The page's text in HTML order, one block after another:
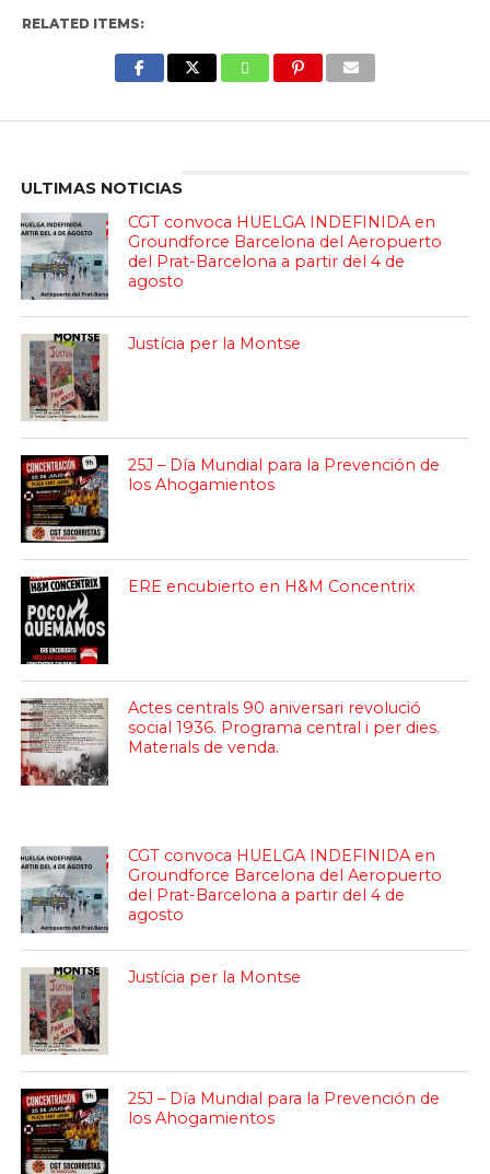
RELATED ITEMS:
ULTIMAS NOTICIAS
CGT convoca HUELGA INDEFINIDA en
Groundforce Barcelona del Aeropuerto
del Prat-Barcelona a partir del 4 de
agosto
Justícia per la Montse
25J – Día Mundial para la Prevención de
los Ahogamientos
ERE encubierto en H&M Concentrix
Actes centrals 90 aniversari revolució
social 1936. Programa central i per dies.
Materials de venda.
CGT convoca HUELGA INDEFINIDA en
Groundforce Barcelona del Aeropuerto
del Prat-Barcelona a partir del 4 de
agosto
Justícia per la Montse
25J – Día Mundial para la Prevención de
los Ahogamientos